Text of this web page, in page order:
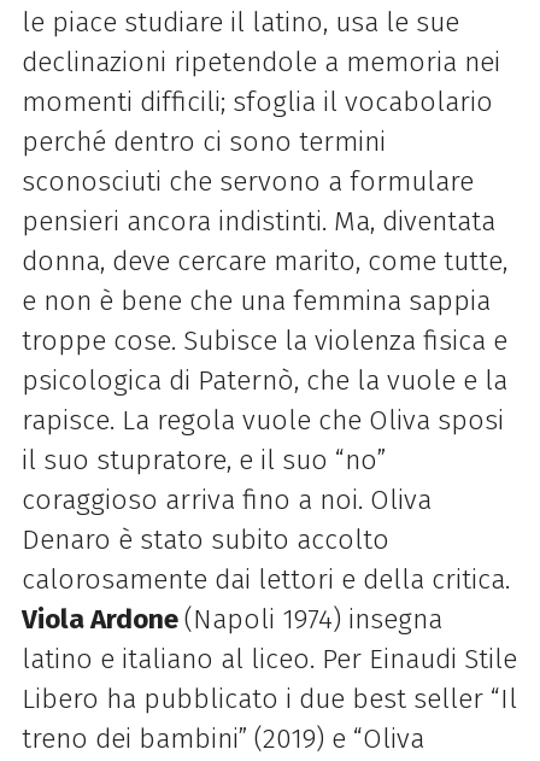
le piace studiare il latino, usa le sue
declinazioni ripetendole a memoria nei
momenti difficili; sfoglia il vocabolario
perché dentro ci sono termini
sconosciuti che servono a formulare
pensieri ancora indistinti. Ma, diventata
donna, deve cercare marito, come tutte,
e non è bene che una femmina sappia
troppe cose. Subisce la violenza fisica e
psicologica di Paternò, che la vuole e la
rapisce. La regola vuole che Oliva sposi
il suo stupratore, e il suo “no”
coraggioso arriva fino a noi. Oliva
Denaro è stato subito accolto
calorosamente dai lettori e della critica.
Viola Ardone(Napoli 1974) insegna
latino e italiano al liceo. Per Einaudi Stile
Libero ha pubblicato i due best seller “Il
treno dei bambini” (2019) e “Oliva